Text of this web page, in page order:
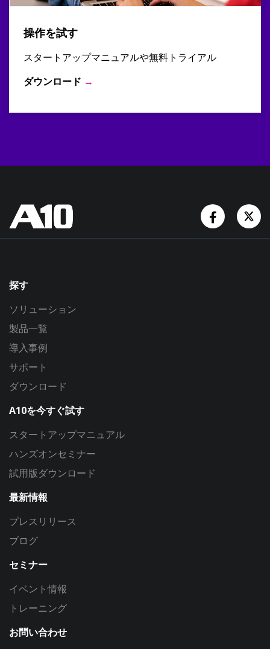
操作を試す
スタートアップマニュアルや無料トライアル
ダウンロード →
探す
ソリューション
製品一覧
導入事例
サポート
ダウンロード
A10を今すぐ試す
スタートアップマニュアル
ハンズオンセミナー
試用版ダウンロード
最新情報
プレスリリース
ブログ
セミナー
イベント情報
トレーニング
お問い合わせ